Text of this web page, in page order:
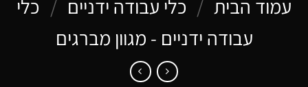
הבית / כלי עבודה ידניים /
כלי
עבודה ידניים - מגוון מברגים